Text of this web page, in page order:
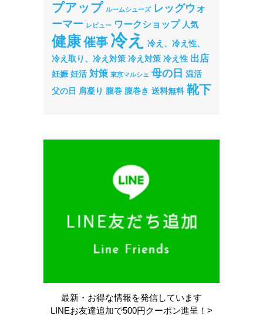
プアップ ルームシューズ レッグウォ
ーマー レビュー ワークショップ 人気
健康催事 冷え
冷え、冷え性、
冷え取り、冷え対策 冷え対策 冷え性 出店
妊娠 妊活 対策 東京マルシェ 母の日 温活
父の日 肩凝り 腹巻 腹巻き 送料無料 靴下
最新・お得な情報を発信しています
LINEお友達追加で500円クーポン進呈！>